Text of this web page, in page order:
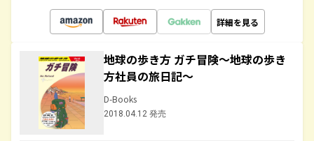
詳細を見る
地球の歩き方 ガチ冒険～地球の歩き
方社員の旅日記～
D-Books
2018.04.12 発売